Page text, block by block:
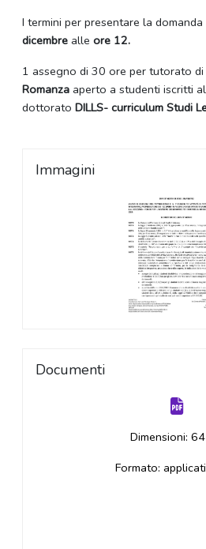
I termini per presentare la
dicembre alle ore 12.
1 assegno di 30 ore per tutorato di
Romanza aperto a studenti iscritti
dottorato DILLS- curriculum Studi
Immagini
Documenti
Dimensioni:
Formato: